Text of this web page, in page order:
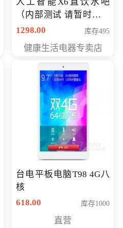
（内部测试 请暂时不要
购买）
1298.00 库存495
健康生活电器专卖店
台电平板电脑T98 4G八
核
618.00
库存1000
直营